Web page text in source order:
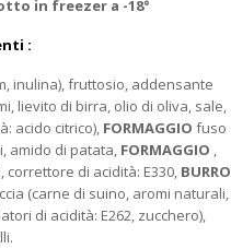
in freezer a -18°
:
inulina), fruttosio, addensante
lievito di birra, olio di oliva, sale,
acido citrico), FORMAGGIO fuso
amido di patata, FORMAGGIO ,
correttore di acidità: E330, BURRO
(carne di suino, aromi naturali,
di acidità: E262, zucchero),